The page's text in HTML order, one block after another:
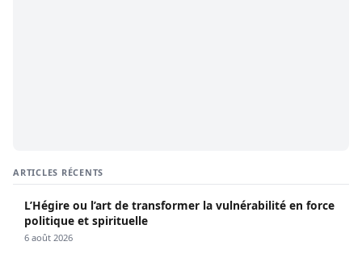
ARTICLES RÉCENTS
L’Hégire ou l’art de transformer la vulnérabilité en force
politique et spirituelle
6 août 2026